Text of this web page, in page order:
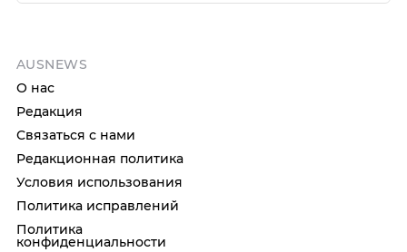
AUSNEWS
О нас
Редакция
Связаться с нами
Редакционная политика
Условия использования
Политика исправлений
Политика
конфиденциальности